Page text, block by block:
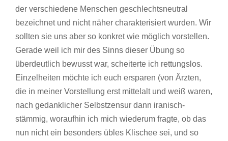
der verschiedene Menschen geschlechtsneutral
bezeichnet und nicht näher charakterisiert wurden. Wir
sollten sie uns aber so konkret wie möglich vorstellen.
Gerade weil ich mir des Sinns dieser Übung so
überdeutlich bewusst war, scheiterte ich rettungslos.
Einzelheiten möchte ich euch ersparen (von Ärzten,
die in meiner Vorstellung erst mittelalt und weiß waren,
nach gedanklicher Selbstzensur dann iranisch-
stämmig, woraufhin ich mich wiederum fragte, ob das
nun nicht ein besonders übles Klischee sei, und so